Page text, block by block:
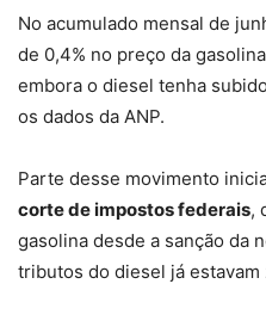
No acumulado mensal de
de 0,4% no preço da
embora o diesel tenha
os dados da ANP.
Parte desse movimento
corte de impostos federais,
gasolina desde a sanção da
tributos do diesel já